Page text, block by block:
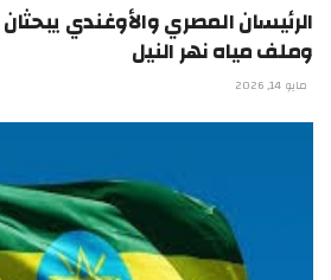
الرئيسان المصري والأوغندي يبحثان
وملف مياه نهر النيل
مايو 14, 2026